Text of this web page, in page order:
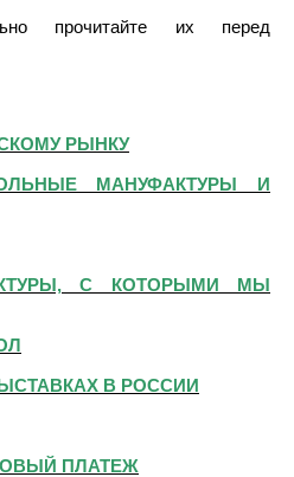
прочитайте их перед
РЫНКУ
МАНУФАКТУРЫ И
С КОТОРЫМИ МЫ
В РОССИИ
ПЛАТЕЖ